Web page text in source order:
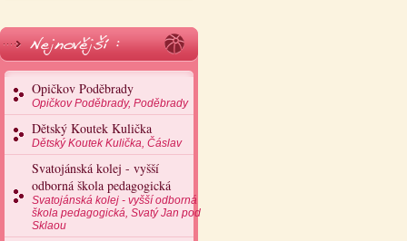
Opičkov Poděbrady
Opičkov Poděbrady, Poděbrady
Dětský Koutek Kulička
Dětský Koutek Kulička, Čáslav
Svatojánská kolej - vyšší
odborná škola pedagogická
Svatojánská kolej - vyšší odborná
škola pedagogická, Svatý Jan pod
Sklaou